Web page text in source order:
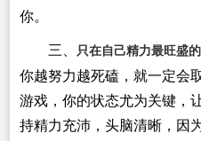
你。
三、 只在自己精力最旺盛
你越努力越死磕，就一定会
游戏，你的状态尤为关键，
持精力充沛，头脑清晰，因